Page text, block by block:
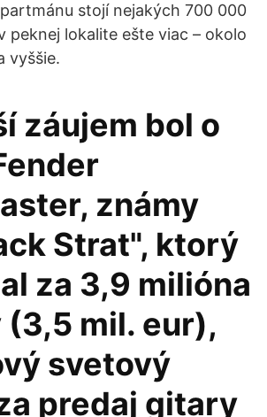
stojí nejakých 700 000
peknej lokalite ešte viac – okolo
vyššie.
záujem bol o
známy
Strat", ktorý
za 3,9 milióna
mil. eur),
svetový
predaj gitary